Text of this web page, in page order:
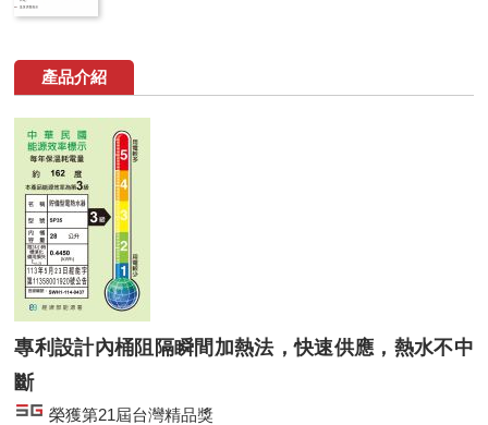
產品介紹
專利設計內桶阻隔瞬間加熱法，快速供應，熱水不中
斷
榮獲第21屆台灣精品獎